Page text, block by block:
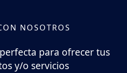
NOSOTROS
para ofrecer tus
y/o servicios